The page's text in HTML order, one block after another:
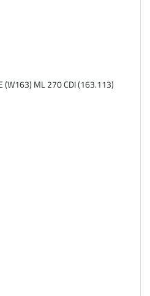
(W163) ML 270 CDI (163.113)